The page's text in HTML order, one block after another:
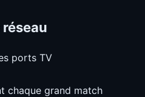
ports TV
chaque grand match